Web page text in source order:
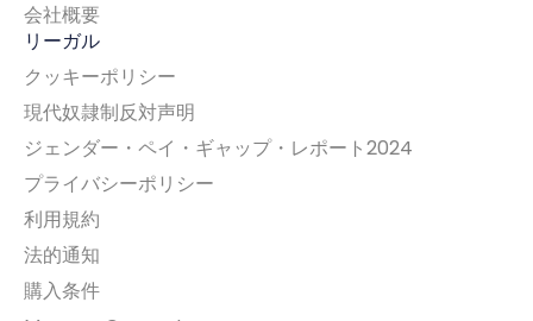
会社概要
リーガル
クッキーポリシー
現代奴隷制反対声明
ジェンダー・ペイ・ギャップ・レポート2024
プライバシーポリシー
利用規約
法的通知
購入条件